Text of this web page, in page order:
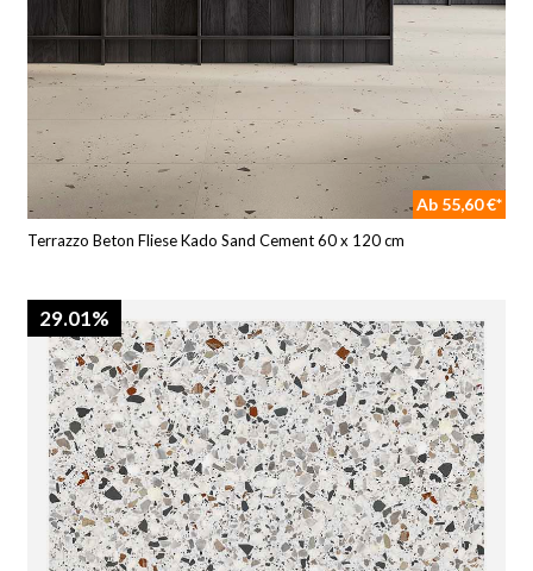
Ab 55,60 €*
Terrazzo Beton Fliese Kado Sand Cement 60 x 120 cm
29.01%